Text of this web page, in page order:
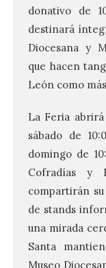
donativo de
destinará
Diocesana y
que hacen
León como
La Feria
sábado de
domingo de
Cofradías y
compartirán
de stands
una mirada
Santa
Museo